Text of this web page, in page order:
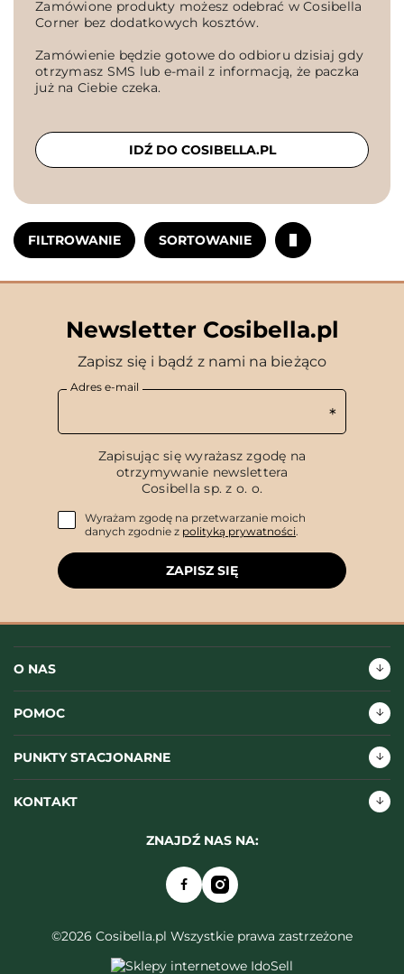
FILTROWANIE SORTOWANIE
Zamówione produkty możesz odebrać w Cosibella
Corner bez dodatkowych kosztów.
Zamówienie będzie gotowe do odbioru dzisiaj gdy
otrzymasz SMS lub e-mail z informacją, że paczka
już na Ciebie czeka.
IDŹ DO COSIBELLA.PL
Newsletter Cosibella.pl
Zapisz się i bądź z nami na bieżąco
Adres e-mail
Zapisując się wyrażasz zgodę na
otrzymywanie newslettera
Cosibella sp. z o. o.
Wyrażam zgodę na przetwarzanie moich
danych zgodnie z polityką prywatności.
ZAPISZ SIĘ
O NAS
POMOC
PUNKTY STACJONARNE
KONTAKT
ZNAJDŹ NAS NA:
©2026 Cosibella.pl Wszystkie prawa zastrzeżone